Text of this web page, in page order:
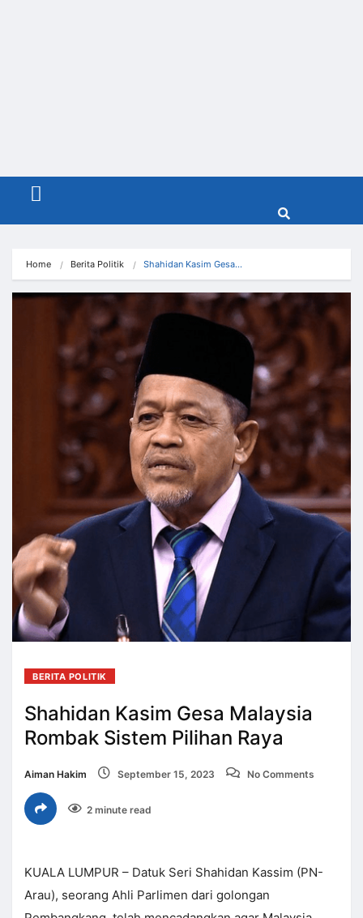
Menu
Home Berita Politik Shahidan Kasim Gesa…
BERITA POLITIK
Shahidan Kasim Gesa Malaysia
Rombak Sistem Pilihan Raya
Aiman Hakim September 15, 2023 No Comments
2 minute read
KUALA LUMPUR – Datuk Seri Shahidan Kassim (PN-
Arau), seorang Ahli Parlimen dari golongan